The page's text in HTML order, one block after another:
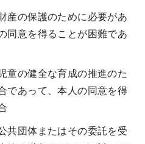
産の保護のために必要があ
同意を得ることが困難であ
童の健全な育成の推進のた
であって、本人の同意を得
共団体またはその委託を受